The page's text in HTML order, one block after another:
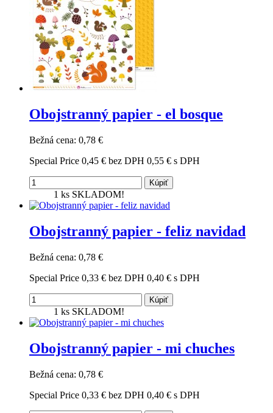
Obojstranný papier - el bosque
Bežná cena: 0,78 €
Special Price 0,45 € bez DPH 0,55 € s DPH
Kúpiť
1 ks SKLADOM!
Obojstranný papier - feliz navidad
Bežná cena: 0,78 €
Special Price 0,33 € bez DPH 0,40 € s DPH
Kúpiť
1 ks SKLADOM!
Obojstranný papier - mi chuches
Bežná cena: 0,78 €
Special Price 0,33 € bez DPH 0,40 € s DPH